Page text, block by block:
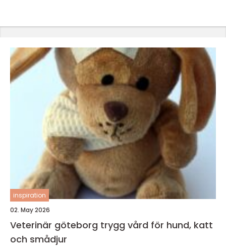
inspiration
02. May 2026
Veterinär göteborg trygg vård för hund, katt
och smådjur